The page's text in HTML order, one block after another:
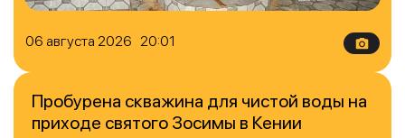
06 августа 2026 20:01
Пробурена скважина для чистой воды на
приходе святого Зосимы в Кении